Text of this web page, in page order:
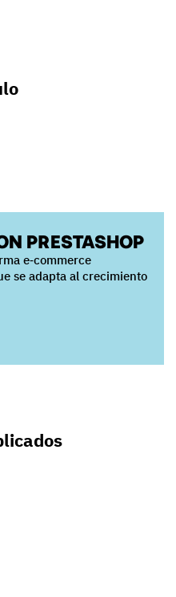
PRESTASHOP
e‑commerce
se adapta al crecimiento